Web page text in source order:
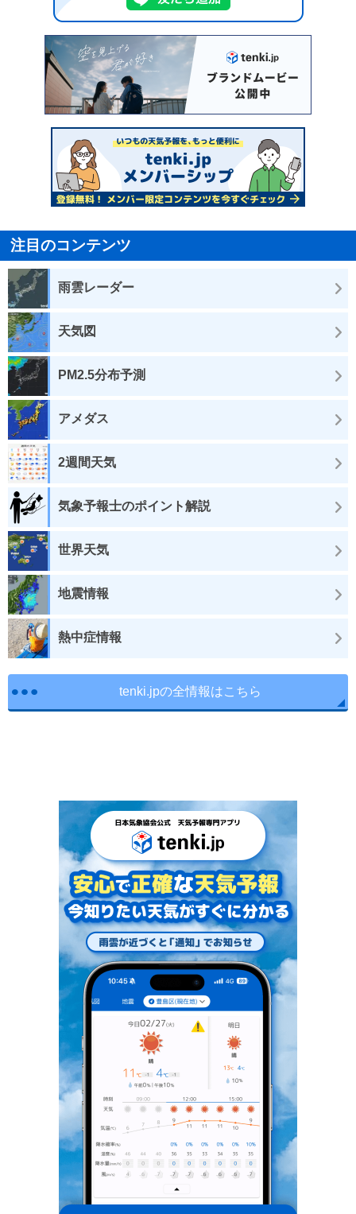
注目のコンテンツ
雨雲レーダー
天気図
PM2.5分布予測
アメダス
2週間天気
気象予報士のポイント解説
世界天気
地震情報
熱中症情報
tenki.jpの全情報はこちら